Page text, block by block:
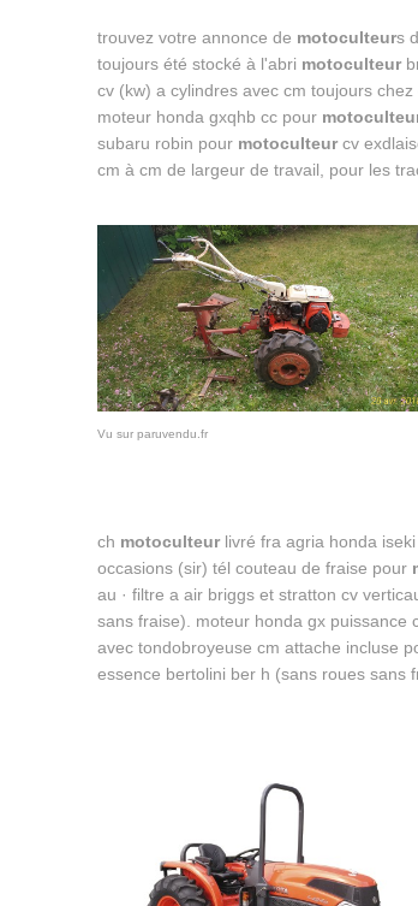
trouvez votre annonce de motoculteurs
toujours été stocké à l'abri motoculteur
cv (kw) a cylindres avec cm toujours
moteur honda gxqhb cc pour
subaru robin pour motoculteurcv
cm à cm de largeur de travail, pour les
Vu sur paruvendu.fr
ch motoculteurlivré fra agria honda iseki
occasions (sir) tél couteau de fraise pour
au · filtre a air briggs et stratton cv
sans fraise). moteur honda gx puissance
avec tondobroyeuse cm attache incluse
essence bertolini ber h (sans roues sans